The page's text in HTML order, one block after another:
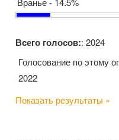
Всего голосов:: 2024
Голосование по этому
2022
Показать результаты »